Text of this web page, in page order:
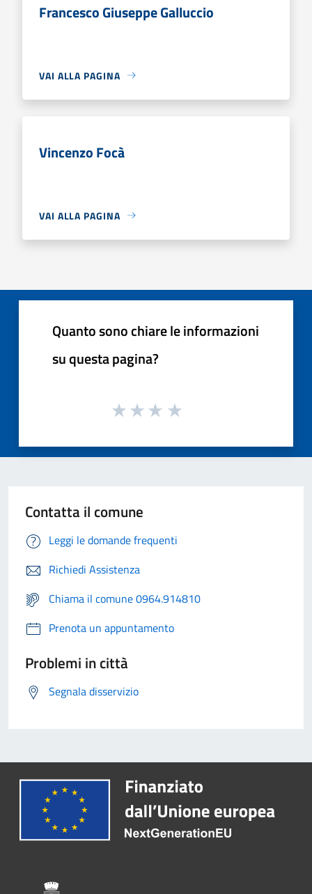
Francesco Giuseppe Galluccio
VAI ALLA PAGINA
Vincenzo Focà
VAI ALLA PAGINA
Quanto sono chiare le informazioni
su questa pagina?
Contatta il comune
Leggi le domande frequenti
Richiedi Assistenza
Chiama il comune 0964.914810
Prenota un appuntamento
Problemi in città
Segnala disservizio